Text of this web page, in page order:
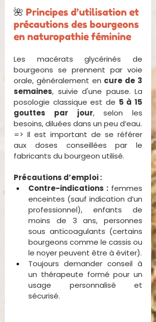
🌺 Principes d’utilisation et
précautions des bourgeons
en naturopathie féminine
Les macérats glycérinés de
bourgeons se prennent par voie
orale, généralement en cure de 3
semaines, suivie d'une pause. La
posologie classique est de 5 à 15
gouttes par jour, selon les
besoins, diluées dans un peu d’eau.
=> Il est important de se référer
aux doses conseillées par le
fabricants du bourgeon utilisé.
Précautions d’emploi :
Contre-indications : femmes
enceintes (sauf indication d’un
professionnel), enfants de
moins de 3 ans, personnes
sous anticoagulants (certains
bourgeons comme le cassis ou
le noyer peuvent être à éviter).
Toujours demander conseil à
un thérapeute formé pour un
usage personnalisé et
sécurisé.